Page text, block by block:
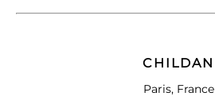
CHILDAN
Paris, France